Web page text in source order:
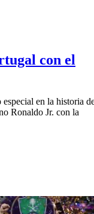
con el
en la historia
Ronaldo Jr. con la